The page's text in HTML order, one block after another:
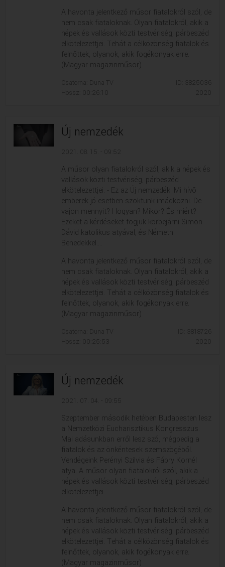
A havonta jelentkező műsor fiatalokról szól, de
nem csak fiataloknak. Olyan fiatalokról, akik a
népek és vallások közti testvériség, párbeszéd
elkötelezettjei. Tehát a célközönség fiatalok és
felnőttek, olyanok, akik fogékonyak erre.
(Magyar magazinműsor)
Csatorna: Duna TV
Hossz: 00:26:10
Új nemzedék
A műsor olyan fiatalokról szól, akik a népek és
vallások közti testvériség, párbeszéd
elkötelezettjei. - Ez az Új nemzedék. Mi hívõ
emberek jó esetben szoktunk imádkozni. De
vajon mennyit? Hogyan? Mikor? És miért?
Ezeket a kérdéseket fogjuk körbejárni Simon
Dávid katolikus atyával, és Németh
Benedekkel....
A havonta jelentkező műsor fiatalokról szól, de
nem csak fiataloknak. Olyan fiatalokról, akik a
népek és vallások közti testvériség, párbeszéd
elkötelezettjei. Tehát a célközönség fiatalok és
felnőttek, olyanok, akik fogékonyak erre.
(Magyar magazinműsor)
Csatorna: Duna TV
Hossz: 00:25:53
ID: 3818726
Új nemzedék
2021. 07. 04. - 09:55
Szeptember második hetében Budapesten lesz
a Nemzetközi Eucharisztikus Kongresszus.
Mai adásunkban erről lesz szó, mégpedig a
fiatalok és az önkéntesek szemszögéből.
Vendégeink Perényi Szilvia és Fábry Kornél
atya. A műsor olyan fiatalokról szól, akik a
népek és vallások közti testvériség, párbeszéd
elkötelezettjei. ...
A havonta jelentkező műsor fiatalokról szól, de
nem csak fiataloknak. Olyan fiatalokról, akik a
népek és vallások közti testvériség, párbeszéd
elkötelezettjei. Tehát a célközönség fiatalok és
felnőttek, olyanok, akik fogékonyak erre.
(Magyar magazinműsor)